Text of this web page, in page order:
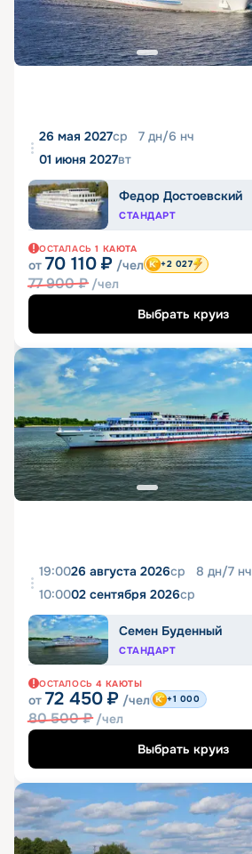
26 мая 2027ср 7 дн/6 нч
01 июня 2027вт
Федор Достоевский
СТАНДАРТ
ОСТАЛАСЬ 1 КАЮТА
от 70 110 ₽ /чел
77 900₽ /чел
+2 027
Выбрать круиз
19:0026 августа 2026ср 8 дн/7 нч
10:0002 сентября 2026ср
Семен Буденный
СТАНДАРТ
ОСТАЛОСЬ 4 КАЮТЫ
от 72 450 ₽ /чел
80 500₽ /чел
+1 000
Выбрать круиз